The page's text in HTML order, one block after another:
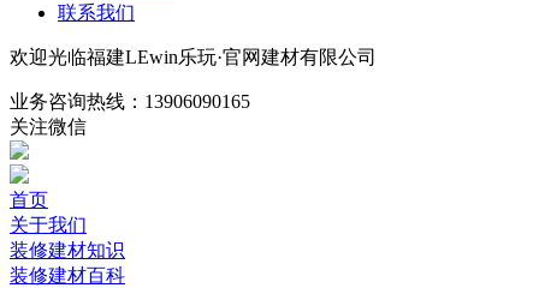
联系我们
欢迎光临福建LEwin乐玩·官网建材有限公司
业务咨询热线： 13906090165
关注微信
首页
关于我们
装修建材知识
装修建材百科